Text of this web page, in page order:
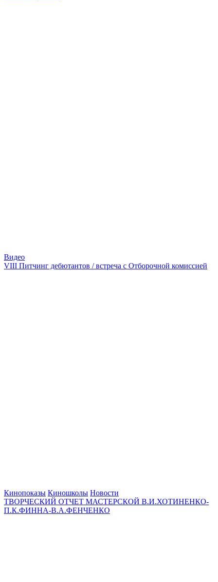
Видео
VIII Питчинг дебютантов / встреча с Отборочной комиссией
Кинопоказы Киношколы Новости
ТВОРЧЕСКИЙ ОТЧЕТ МАСТЕРСКОЙ В.И.ХОТИНЕНКО-
П.К.ФИННА-В.А.ФЕНЧЕНКО